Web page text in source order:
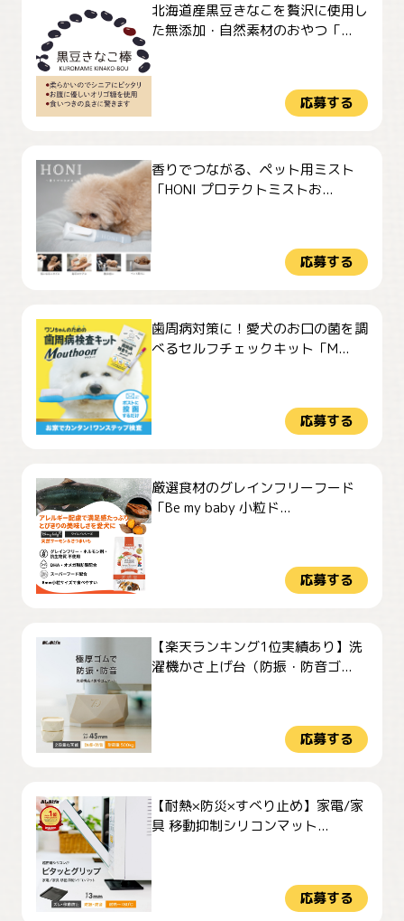
北海道産黒豆きなこを贅沢に使用し
た無添加・自然素材のおやつ「...
応募する
香りでつながる、ペット用ミスト
「HONI プロテクトミストお...
応募する
歯周病対策に！愛犬のお口の菌を調
べるセルフチェックキット「M...
応募する
厳選食材のグレインフリーフード
「Be my baby 小粒ド...
応募する
【楽天ランキング1位実績あり】洗
濯機かさ上げ台（防振・防音ゴ...
応募する
【耐熱×防災×すべり止め】家電/家
具 移動抑制シリコンマット...
応募する